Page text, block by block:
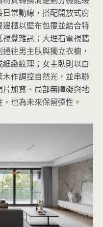
常動線，搭配開放式廚
櫃以壁布包覆並結合特
覺雜訊；大理石電視牆
往男主臥與獨立衣櫥，
緻紋理；女主臥則以白
作調控自然光，並串聯
加寬、局部無障礙與地
也為未來保留彈性。